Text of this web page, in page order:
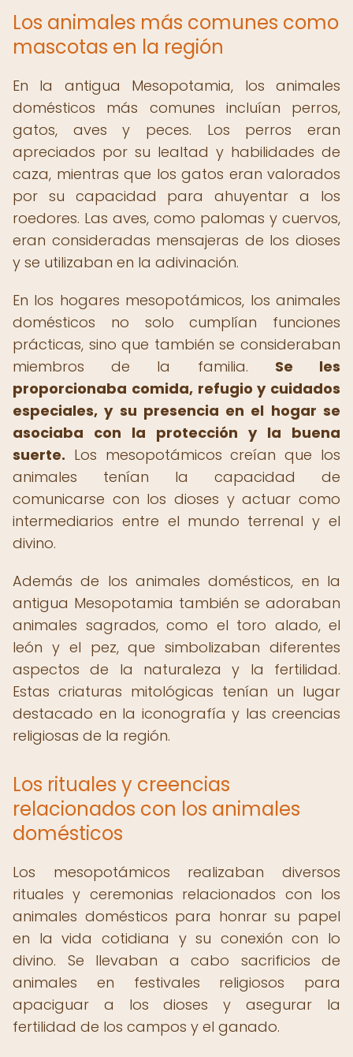
Los animales más comunes como
mascotas en la región
En la antigua Mesopotamia, los animales
domésticos más comunes incluían perros,
gatos, aves y peces. Los perros eran
apreciados por su lealtad y habilidades de
caza, mientras que los gatos eran valorados
por su capacidad para ahuyentar a los
roedores. Las aves, como palomas y cuervos,
eran consideradas mensajeras de los dioses
y se utilizaban en la adivinación.
En los hogares mesopotámicos, los animales
domésticos no solo cumplían funciones
prácticas, sino que también se consideraban
miembros de la familia. Se les
proporcionaba comida, refugio y cuidados
especiales, y su presencia en el hogar se
asociaba con la protección y la buena
suerte. Los mesopotámicos creían que los
animales tenían la capacidad de
comunicarse con los dioses y actuar como
intermediarios entre el mundo terrenal y el
divino.
Además de los animales domésticos, en la
antigua Mesopotamia también se adoraban
animales sagrados, como el toro alado, el
león y el pez, que simbolizaban diferentes
aspectos de la naturaleza y la fertilidad.
Estas criaturas mitológicas tenían un lugar
destacado en la iconografía y las creencias
religiosas de la región.
Los rituales y creencias
relacionados con los animales
domésticos
Los mesopotámicos realizaban diversos
rituales y ceremonias relacionados con los
animales domésticos para honrar su papel
en la vida cotidiana y su conexión con lo
divino. Se llevaban a cabo sacrificios de
animales en festivales religiosos para
apaciguar a los dioses y asegurar la
fertilidad de los campos y el ganado.